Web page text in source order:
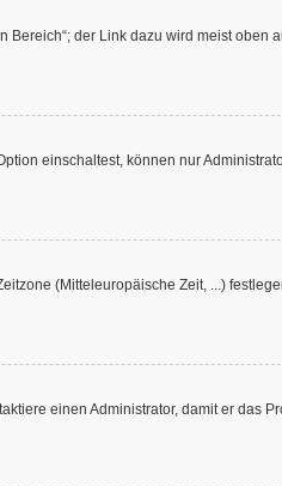
der Link dazu wird meist oben
einschaltest, können nur
(Mitteleuropäische Zeit, ...)
einen Administrator, damit er das